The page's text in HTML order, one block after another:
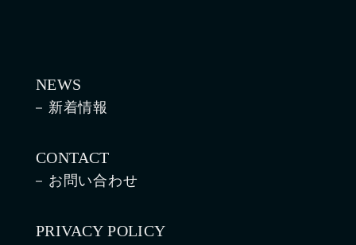
NEWS
新着情報
CONTACT
お問い合わせ
PRIVACY POLICY